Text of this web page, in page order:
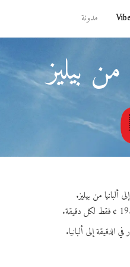
مدونة
بيليز
إلى ألبانيا.